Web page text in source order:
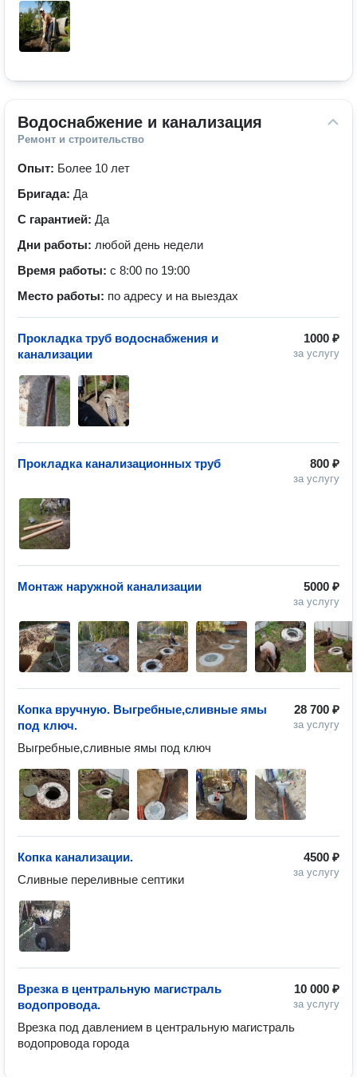
Водоснабжение и канализация
Ремонт и строительство
Опыт: Более 10 лет
Бригада: Да
С гарантией: Да
Дни работы: любой день недели
Время работы: с 8:00 по 19:00
Место работы: по адресу и на выездах
1000 ₽
за услугу
Прокладка труб водоснабжения и
канализации
800 ₽
за услугу
Прокладка канализационных труб
5000 ₽
за услугу
Монтаж наружной канализации
28 700 ₽
за услугу
Копка вручную. Выгребные,сливные ямы
под ключ.
Выгребные,сливные ямы под ключ
4500 ₽
за услугу
Копка канализации.
Сливные переливные септики
10 000 ₽
за услугу
Врезка в центральную магистраль
водопровода.
Врезка под давлением в центральную магистраль
водопровода города